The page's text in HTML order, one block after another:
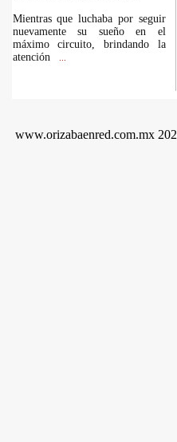
Mientras que luchaba por seguir
nuevamente su sueño en el
máximo circuito, brindando la
atención
www.orizabaenred.com.mx